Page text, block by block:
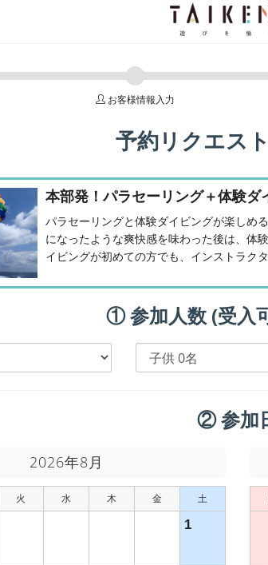
お客様情報入力
予約リクエス
本部発！パラセーリング＋体験
パラセーリングと体験ダイビングが楽しめ
になったような爽快感を味わった後は、体
イビングが初めての方でも、インストラク
① 参加人数 (受入
② 参加
2026年8月
火 水 木 金 土
1